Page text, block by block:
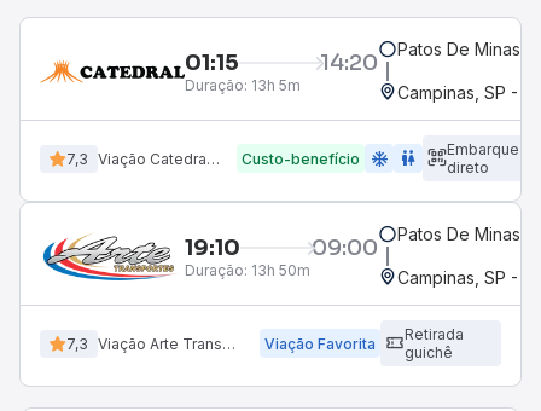
01:15 14:20
Duração: 13h 5m
Patos De Minas,
Campinas, SP -
7,3 Viação Catedral Turismo Custo-benefício ac_unit wc
Embarque
direto
19:10 09:00
Duração: 13h 50m
Patos De Minas,
Campinas, SP -
7,3 Viação Arte Transportes Viação Favorita
Retirada
guichê